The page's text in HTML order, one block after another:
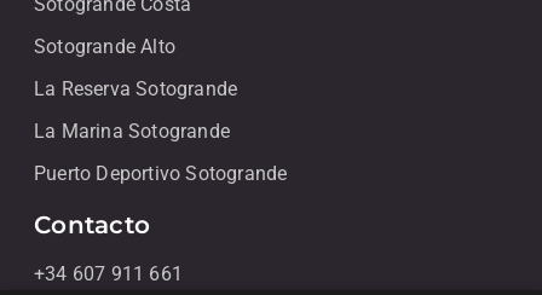
Sotogrande Costa
Sotogrande Alto
La Reserva Sotogrande
La Marina Sotogrande
Puerto Deportivo Sotogrande
Contacto
+34 607 911 661